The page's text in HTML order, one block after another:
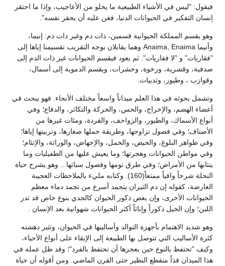
فيقول: "ليس في الأشياء الطبيعية ما يخلو من الأعاجيب، وإذا ما احتقر
إنسان التفكير في الحيوانات الدنيا، فغن عليه أن يحقر نفسه".
وهو يقسم المملكة الحيوانية قسمين، ذات دم وغير ذات دم: إنيما،
وأنيما Anaima, Enaima وهما يقابلان بوجه التقريب تقسيمنا إياها إلى
"فقاريات" و "لا فقاريات". ثم يعود فيقسم الحيوانات غير ذات الدم إلى
صدفية، وقشرية، ورخوة، وحشرات، ويقسم الدموية إلى أسمال،
وقوازب ، وطيور، وثدييات.
وتشمل بحوثه في هذا العلم ميداناً واسعاً مختلف الأنحاء. فهو يبحث في
أعضاء الهضم، والإخراج، والحس، والحركة والتكاثر، والدفاع؛ وفي
أنواع الأسماك، والطيور، والزواحف، والقردة، ومئات غيرها من
الأصناف؛ وفي فصول تزاوجها، وطريقة حملها صغارها، وتربيتها إياها؛
وفي ظواهر البلوغ، والحيض، والحمل، والإجهاض، والوراثة، والإتئام؛
وفي مواطن الحيوانات وهجرتها؛ وما يعيش عليها من الطفيليات وما
ينتابها من الأمراض؛ وفي طرق نومها وفصول سباتها... وهو يشرح حياة
النحلة شرحاً وافياً ممتعاً(160). وكتابه مليء بالملاحظات العجيبة
العارضة، كقوله إن دم الثيران يتجمد أسرع من تجمد دماء معظم
الحيوانات الأخرى، وإن بعض ذكور الحيوان كالجدي بنوع خاص قد تدر
اللبن؛ وإن الخيل ذكوراً وإناثاً أكثر الحيوانات شهوانية بعد الإنسان .
وهو شديد الاهتمام بأجهزة التوالد وأساليبها في الحيوان، وتثير دهشته
كثرة الأساليب التي تتوصل بها الطبيعة إلى الإبقاء على أنواع الأحياء،
وكيف "تحتفظ بالنوع حين يعجزها أن تحتفظ بالفرد"؛ وقد ظل عمله في
هذا الميدان فذاً منقطع النظير حتى القرن الماضي. ومن أقوله أن حياة